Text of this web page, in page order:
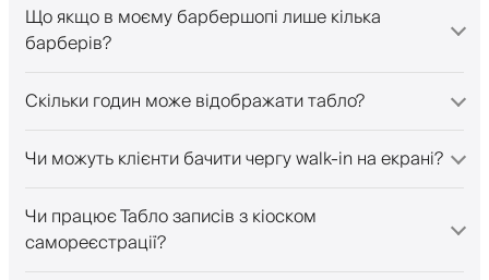
Що якщо в моєму барбершопі лише кілька
барберів?
Скільки годин може відображати табло?
Чи можуть клієнти бачити чергу walk-in на екрані?
Чи працює Табло записів з кіоском
самореєстрації?